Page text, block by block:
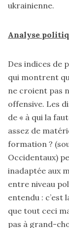
ukrainienne.
Analyse
Des indices de
qui montrent
ne croient pas
offensive. Les
de « à qui la
assez de
formation ?
Occidentaux)
inadaptée aux
entre niveau
entendu : c’est
que tout ceci
pas à grand-